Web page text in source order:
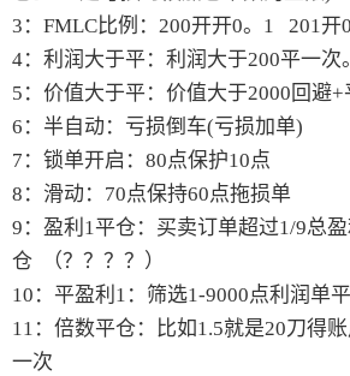
3：FMLC比例：200开开0。1 201开
4：利润大于平：利润大于200平一次。
5：价值大于平：价值大于2000回避+
6：半自动：亏损倒车(亏损加单)
7：锁单开启：80点保护10点
8：滑动：70点保持60点拖损单
9：盈利1平仓：买卖订单超过1/9总
仓 （？？？？）
10：平盈利1：筛选1-9000点利润单
11：倍数平仓：比如1.5就是20刀得
一次